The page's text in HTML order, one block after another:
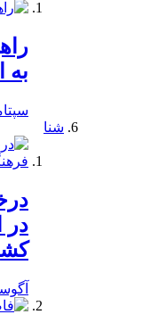
به
سپتامبر
شنا
در
آگوست